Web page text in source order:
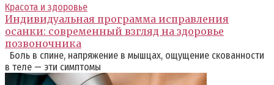
Красота и здоровье
Индивидуальная программа исправления
осанки: современный взгляд на здоровье
позвоночника
Боль в спине, напряжение в мышцах, ощущение скованности
в теле — эти симптомы